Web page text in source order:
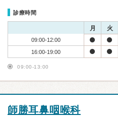
診療時間
月 火
09:00-12:00
16:00-19:00
09:00-13:00
師勝耳鼻咽喉科